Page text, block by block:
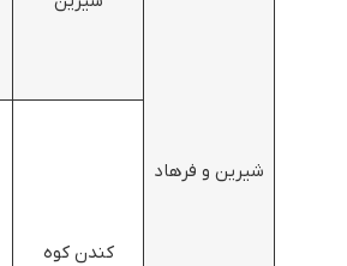
شیرین و فرهاد
کندن کوه